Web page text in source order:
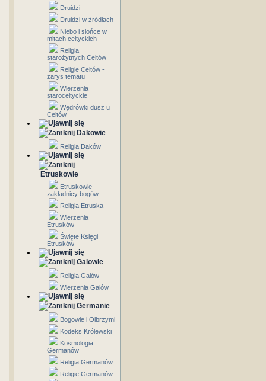
Druidzi
Druidzi w źródłach
Niebo i słońce w
mitach celtyckich
Religia
starożytnych Celtów
Religie Celtów -
zarys tematu
Wierzenia
staroceltyckie
Wędrówki dusz u
Celtów
Dakowie
Religia Daków
Etruskowie
Etruskowie -
zakładnicy bogów
Religia Etruska
Wierzenia
Etrusków
Święte Księgi
Etrusków
Galowie
Religia Galów
Wierzenia Galów
Germanie
Bogowie i Olbrzymi
Kodeks Królewski
Kosmologia
Germanów
Religia Germanów
Religie Germanów